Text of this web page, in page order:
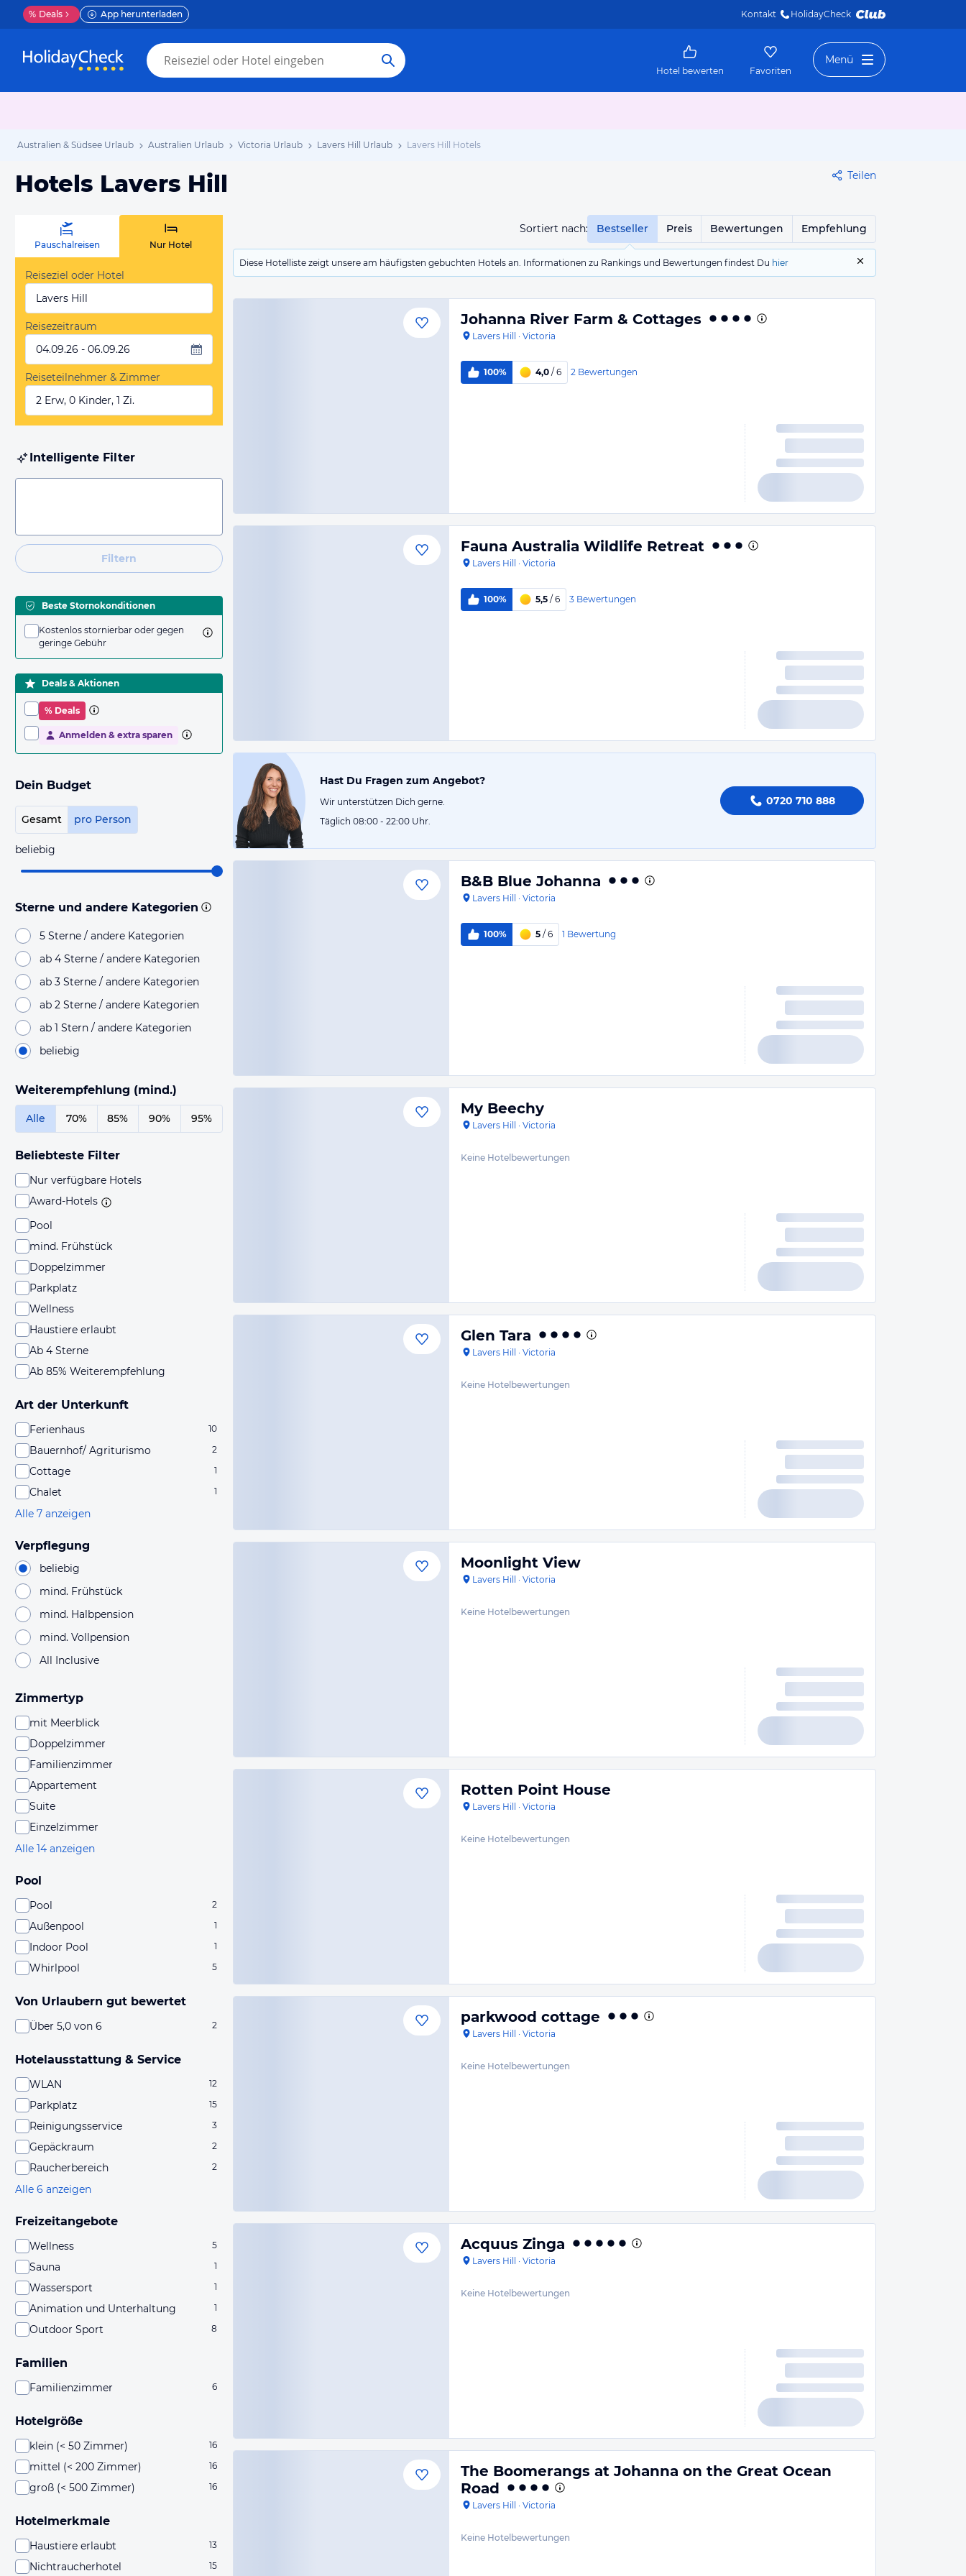
% Deals App herunterladen Kontakt HolidayCheck
Hotel bewerten Favoriten
Menü
Australien & Südsee Urlaub Australien Urlaub Victoria Urlaub Lavers Hill Urlaub Lavers Hill Hotels
Hotels Lavers Hill Teilen
Sortiert nach: Bestseller Preis Bewertungen Empfehlung
Diese Hotelliste zeigt unsere am häufigsten gebuchten Hotels an. Informationen zu Rankings und Bewertungen findest Du hier
Pauschalreisen Nur Hotel
Reiseziel oder Hotel
Lavers Hill
Reisezeitraum
04.09.26 - 06.09.26
Reiseteilnehmer & Zimmer
2 Erw, 0 Kinder, 1 Zi.
Intelligente Filter
Filtern
Beste Stornokonditionen
Kostenlos stornierbar oder gegen
geringe Gebühr
Deals & Aktionen
% Deals
Anmelden & extra sparen
Dein Budget
Gesamt pro Person
beliebig
Sterne und andere Kategorien
5 Sterne / andere Kategorien
ab 4 Sterne / andere Kategorien
ab 3 Sterne / andere Kategorien
ab 2 Sterne / andere Kategorien
ab 1 Stern / andere Kategorien
beliebig
Weiterempfehlung (mind.)
Alle 70% 85% 90% 95%
Beliebteste Filter
Nur verfügbare Hotels
Award-Hotels
Pool
mind. Frühstück
Doppelzimmer
Parkplatz
Wellness
Haustiere erlaubt
Ab 4 Sterne
Ab 85% Weiterempfehlung
Art der Unterkunft
Ferienhaus 10
Bauernhof/ Agriturismo 2
Cottage 1
Chalet 1
Alle 7 anzeigen
Verpflegung
beliebig
mind. Frühstück
mind. Halbpension
mind. Vollpension
All Inclusive
Zimmertyp
mit Meerblick
Doppelzimmer
Familienzimmer
Appartement
Suite
Einzelzimmer
Alle 14 anzeigen
Pool
Pool 2
Außenpool 1
Indoor Pool 1
Whirlpool 5
Von Urlaubern gut bewertet
Über 5,0 von 6 2
Hotelausstattung & Service
WLAN 12
Parkplatz 15
Reinigungsservice 3
Gepäckraum 2
Raucherbereich 2
Alle 6 anzeigen
Freizeitangebote
Wellness 5
Sauna 1
Wassersport 1
Animation und Unterhaltung 1
Outdoor Sport 8
Familien
Familienzimmer 6
Hotelgröße
klein (< 50 Zimmer) 16
mittel (< 200 Zimmer) 16
groß (< 500 Zimmer) 16
Hotelmerkmale
Haustiere erlaubt 13
Nichtraucherhotel 15
Johanna River Farm & Cottages
Lavers Hill · Victoria
100% 4,0 / 6 2 Bewertungen
Fauna Australia Wildlife Retreat
Lavers Hill · Victoria
100% 5,5 / 6 3 Bewertungen
Hast Du Fragen zum Angebot?
Wir unterstützen Dich gerne.
Täglich 08:00 - 22:00 Uhr.
0720 710 888
B&B Blue Johanna
Lavers Hill · Victoria
100% 5 / 6 1 Bewertung
My Beechy
Lavers Hill · Victoria
Keine Hotelbewertungen
Glen Tara
Lavers Hill · Victoria
Keine Hotelbewertungen
Moonlight View
Lavers Hill · Victoria
Keine Hotelbewertungen
Rotten Point House
Lavers Hill · Victoria
Keine Hotelbewertungen
parkwood cottage
Lavers Hill · Victoria
Keine Hotelbewertungen
Acquus Zinga
Lavers Hill · Victoria
Keine Hotelbewertungen
The Boomerangs at Johanna on the Great Ocean
Road
Lavers Hill · Victoria
Keine Hotelbewertungen